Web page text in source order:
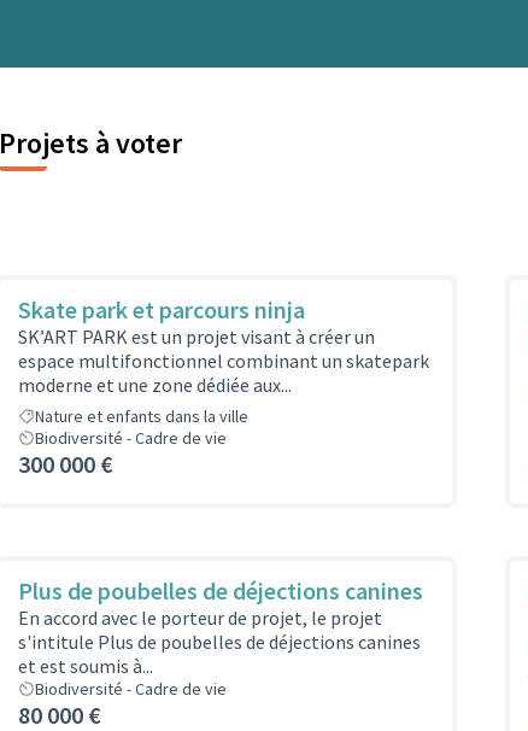
Projets à voter
Skate park et parcours ninja
SK’ART PARK est un projet visant à créer un
espace multifonctionnel combinant un skatepark
moderne et une zone dédiée aux...
Nature et enfants dans la ville
Biodiversité - Cadre de vie
300 000 €
Plus de poubelles de déjections canines
En accord avec le porteur de projet, le projet
s'intitule Plus de poubelles de déjections canines
et est soumis à...
Biodiversité - Cadre de vie
80 000 €